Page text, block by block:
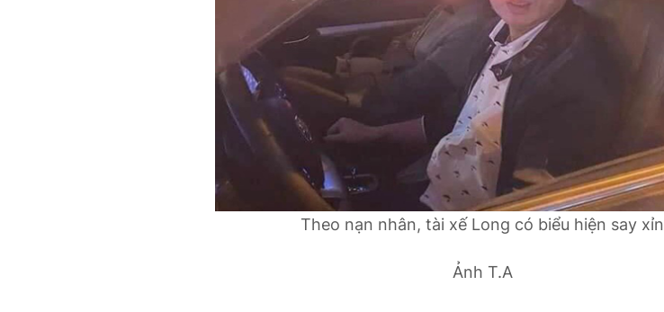
Theo nạn nhân, tài xế Long có biểu hiện say xỉn
Ảnh T.A